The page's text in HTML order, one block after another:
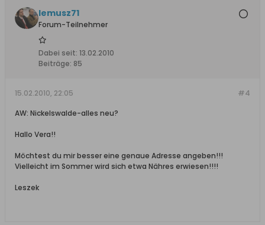
lemusz71
Forum-Teilnehmer
Dabei seit: 13.02.2010
Beiträge: 85
#4
15.02.2010, 22:05
AW: Nickelswalde-alles neu?
Hallo Vera!!
Möchtest du mir besser eine genaue Adresse angeben!!!
Vielleicht im Sommer wird sich etwa Nähres erwiesen!!!!
Leszek